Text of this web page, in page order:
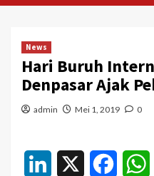
News
Hari Buruh
Denpasar Ajak
admin Mei 1, 2019 0
LinkedIn